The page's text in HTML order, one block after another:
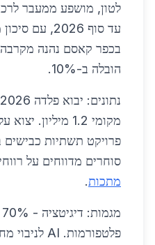
לטון, מושפע ממעבר
עד סוף 2026,
הובלה ב-10%.
סוחרים מדווחים על רווחיות 18%.
מתכות.